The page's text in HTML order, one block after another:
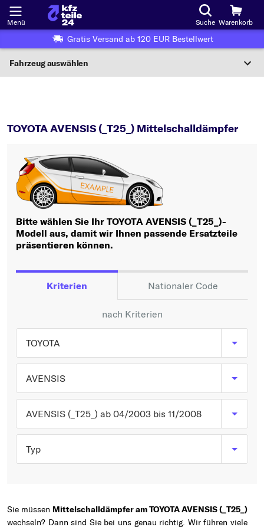
Menü Suche Warenkorb
Gratis Versand ab 120 EUR Bestellwert
Fahrzeug auswählen
Wo finde ich die?
Oder
Oder Fahrzeugauswahl nach Kriterien:
Hersteller wählen
Modell wählen
Typ wählen
TOYOTA AVENSIS (_T25_) Mittelschalldämpfer
Bitte wählen Sie Ihr TOYOTA AVENSIS (_T25_)-
Modell aus, damit wir Ihnen passende Ersatzteile
präsentieren können.
Kriterien Nationaler Code
nach Kriterien
TOYOTA
AVENSIS
AVENSIS (_T25_) ab 04/2003 bis 11/2008
Typ
Sie müssen Mittelschalldämpfer am TOYOTA AVENSIS (_T25_)
wechseln? Dann sind Sie bei uns genau richtig. Wir führen viele